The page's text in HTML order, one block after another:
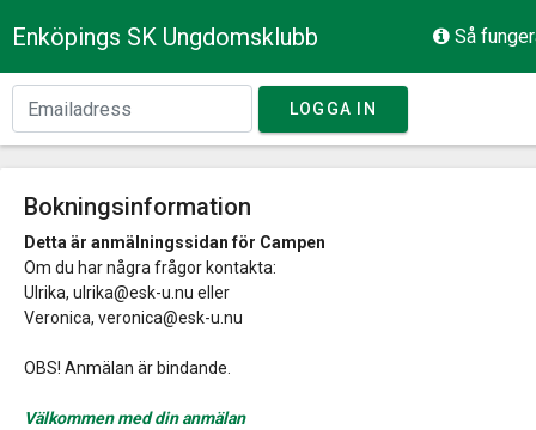
Enköpings SK Ungdomsklubb Så
LOGGA IN
Bokningsinformation
Detta är anmälningssidan för Campen
Om du har några frågor kontakta:
Ulrika,ulrika@esk-u.nu eller
Veronica,veronica@esk-u.nu
OBS! Anmälan är bindande.
Välkommen med din anmälan